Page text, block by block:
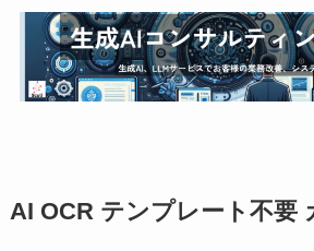
AI OCR テンプレート不要